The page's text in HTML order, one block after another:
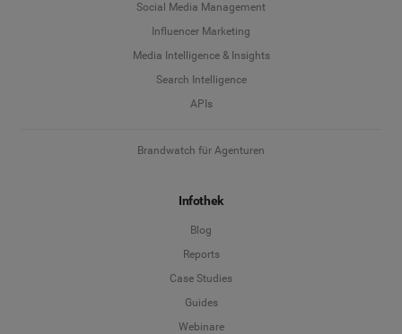
Social Media Management
Influencer Marketing
Media Intelligence & Insights
Search Intelligence
APIs
Brandwatch für Agenturen
Infothek
Blog
Reports
Case Studies
Guides
Webinare